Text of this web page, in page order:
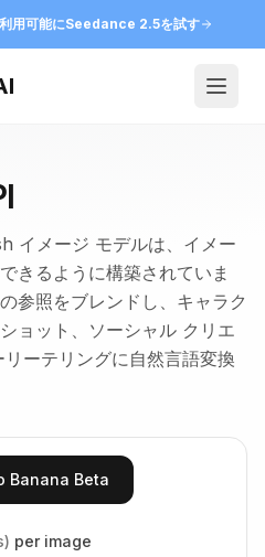
用可能にSeedance 2.5を試す
イメージ モデルは、イメー
きるように構築されていま
参照をブレンドし、キャラク
ョット、ソーシャル クリエ
ーテリングに自然言語変換
Banana Beta
per image